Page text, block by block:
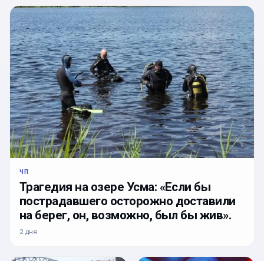
ЧП
Трагедия на озере Усма: «Если бы
пострадавшего осторожно доставили
на берег, он, возможно, был бы жив».
2 дня